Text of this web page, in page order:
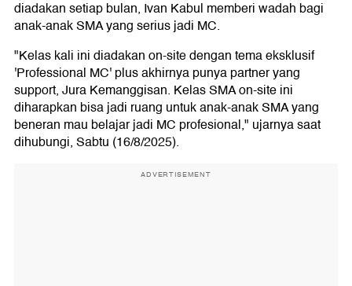
diadakan setiap bulan, Ivan Kabul memberi wadah bagi
anak-anak SMA yang serius jadi MC.
"Kelas kali ini diadakan on-site dengan tema eksklusif
'Professional MC' plus akhirnya punya partner yang
support, Jura Kemanggisan. Kelas SMA on-site ini
diharapkan bisa jadi ruang untuk anak-anak SMA yang
beneran mau belajar jadi MC profesional," ujarnya saat
dihubungi, Sabtu (16/8/2025).
ADVERTISEMENT